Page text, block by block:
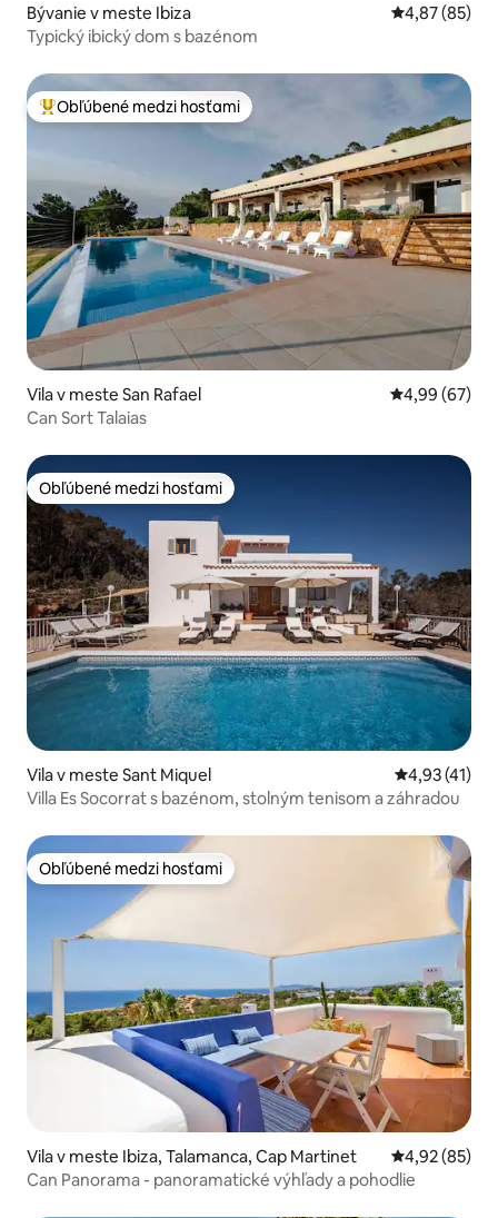
Bývanie v meste Ibiza Priemerné
4,87 (85)
Typický ibický dom s bazénom
Najobľúbenejšie medzi hosťami
Obľúbené medzi hosťami
Vila v meste San Rafael Priemerné
4,99 (67)
Can Sort Talaias
Obľúbené medzi hosťami
Obľúbené medzi hosťami
Vila v meste Sant Miquel Priemerné
4,93 (41)
Villa Es Socorrat s bazénom, stolným tenisom a záhradou
Obľúbené medzi hosťami
Obľúbené medzi hosťami
Vila v meste Ibiza, Talamanca, Cap Martinet Priemerné
4,92 (85)
Can Panorama - panoramatické výhľady a pohodlie